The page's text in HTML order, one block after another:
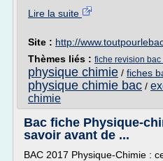
Lire la suite
Site : http://
Thèmes liés : fiche revision
physique chimie / fiches
physique chimie bac /
chimie
Bac fiche Physique-
savoir avant de ...
BAC 2017 Physique-Chimie :